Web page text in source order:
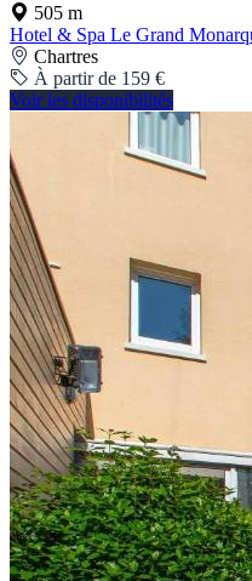
505 m
Hotel & Spa Le Grand
Chartres
À partir de 159 €
Voir les disponibilités